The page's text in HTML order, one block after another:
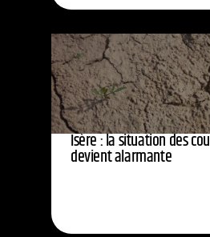
Isère : la situation des
devient alarmante